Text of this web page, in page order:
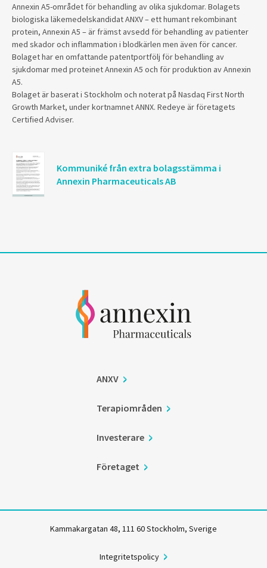
Annexin A5-området för behandling av olika sjukdomar. Bolagets
biologiska läkemedelskandidat ANXV – ett humant rekombinant
protein, Annexin A5 – är främst avsedd för behandling av patienter
med skador och inflammation i blodkärlen men även för cancer.
Bolaget har en omfattande patentportfölj för behandling av
sjukdomar med proteinet Annexin A5 och för produktion av Annexin
A5.
Bolaget är baserat i Stockholm och noterat på Nasdaq First North
Growth Market, under kortnamnet ANNX. Redeye är företagets
Certified Adviser.
Kommuniké från extra bolagsstämma i
Annexin Pharmaceuticals AB
ANXV
Terapiområden
Investerare
Företaget
Kammakargatan 48, 111 60 Stockholm, Sverige
Integritetspolicy